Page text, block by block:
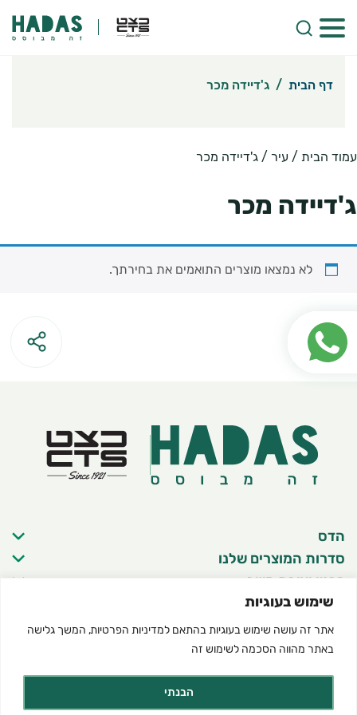
שימוש בעוגיות
אתר זה עושה שימוש בעוגיות בהתאם למדיניות הפרטיות, המשך גלישה
באתר מהווה הסכמה לשימוש זה
הבנתי
דף הבית / ג'דיידה מכר
עמוד הבית / עיר / ג'דיידה מכר
ג'דיידה מכר
לא נמצאו מוצרים התואמים את בחירתך.
הדס
סדרות המוצרים שלנו
פרטי יצירת קשר
תנאי שימוש באתר
מדיניות פרטיות
הצהרת נגישות
Created by dooble